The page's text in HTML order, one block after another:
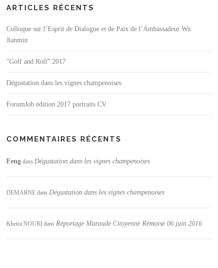
ARTICLES RÉCENTS
Colloque sur l’Esprit de Dialogue et de Paix de l’Ambassadeur Wu
Jianmin
“Golf and Roll” 2017
Dégustation dans les vignes champenoises
ForumJob édition 2017 portraits CV
COMMENTAIRES RÉCENTS
Feng dansDégustation dans les vignes champenoises
DEMARNE dansDégustation dans les vignes champenoises
Kheira NOURI dansReportage Maraude Citoyenne Rémoise 06 juin 2016